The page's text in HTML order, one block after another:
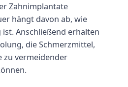
Zahnimplantate
hängt davon ab, wie
Anschließend erhalten
die Schmerzmittel,
zu vermeidender